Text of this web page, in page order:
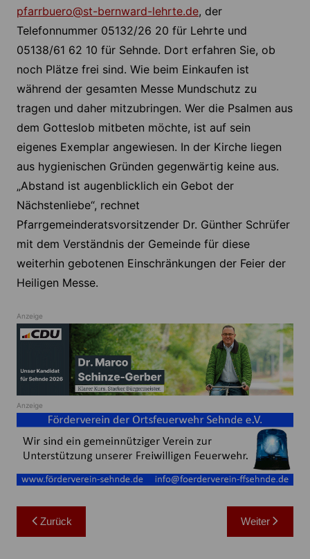
pfarrbuero@st-bernward-lehrte.de, der
Telefonnummer 05132/26 20 für Lehrte und
05138/61 62 10 für Sehnde. Dort erfahren Sie, ob
noch Plätze frei sind. Wie beim Einkaufen ist
während der gesamten Messe Mundschutz zu
tragen und daher mitzubringen. Wer die Psalmen aus
dem Gotteslob mitbeten möchte, ist auf sein
eigenes Exemplar angewiesen. In der Kirche liegen
aus hygienischen Gründen gegenwärtig keine aus.
„Abstand ist augenblicklich ein Gebot der
Nächstenliebe“, rechnet
Pfarrgemeinderatsvorsitzender Dr. Günther Schrüfer
mit dem Verständnis der Gemeinde für diese
weiterhin gebotenen Einschränkungen der Feier der
Heiligen Messe.
Anzeige
Anzeige
Beitragsnavigation
Zurück Weiter